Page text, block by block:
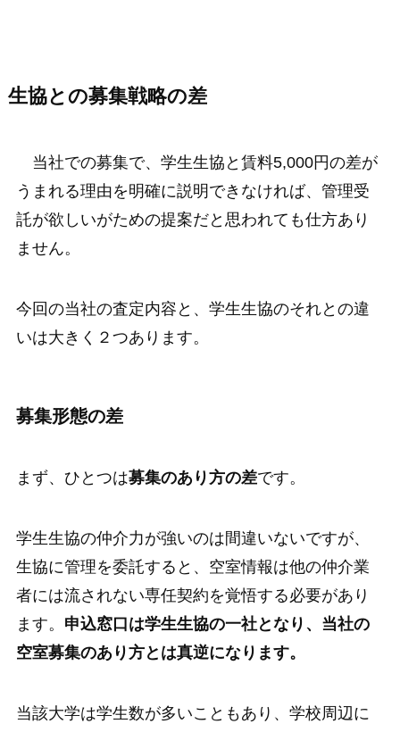
生協との募集戦略の差
当社での募集で、学生生協と賃料5,000円の差が
うまれる理由を明確に説明できなければ、管理受
託が欲しいがための提案だと思われても仕方あり
ません。
今回の当社の査定内容と、学生生協のそれとの違
いは大きく２つあります。
募集形態の差
まず、ひとつは募集のあり方の差です。
学生生協の仲介力が強いのは間違いないですが、
生協に管理を委託すると、空室情報は他の仲介業
者には流されない専任契約を覚悟する必要があり
ます。 申込窓口は学生生協の一社となり、当社の
空室募集のあり方とは真逆になります。
当該大学は学生数が多いこともあり、学校周辺に